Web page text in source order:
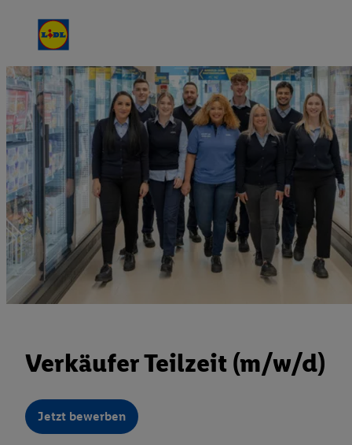
Verkäufer Teilzeit (m/w/d)
Jetzt bewerben